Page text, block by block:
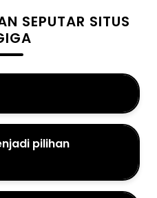
SEPUTAR SITUS
pilihan